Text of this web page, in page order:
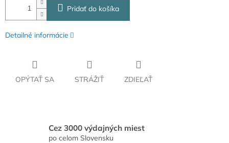
Pridať do košíka
Detailné informácie
OPÝTAŤ SA STRÁŽIŤ ZDIEĽAŤ
Cez 3000 výdajných miest
po celom Slovensku